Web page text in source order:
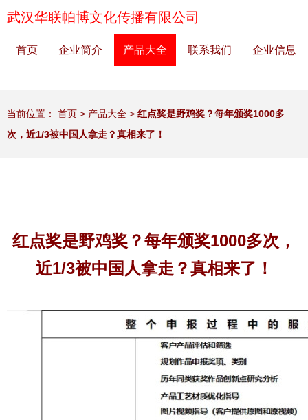
武汉华联帕博文化传播有限公司
首页 企业简介 产品大全 联系我们 企业信息
当前位置： 首页 > 产品大全 > 红点奖是野鸡奖？每年颁奖1000多
次，近1/3被中国人拿走？真相来了！
红点奖是野鸡奖？每年颁奖1000多次，
近1/3被中国人拿走？真相来了！